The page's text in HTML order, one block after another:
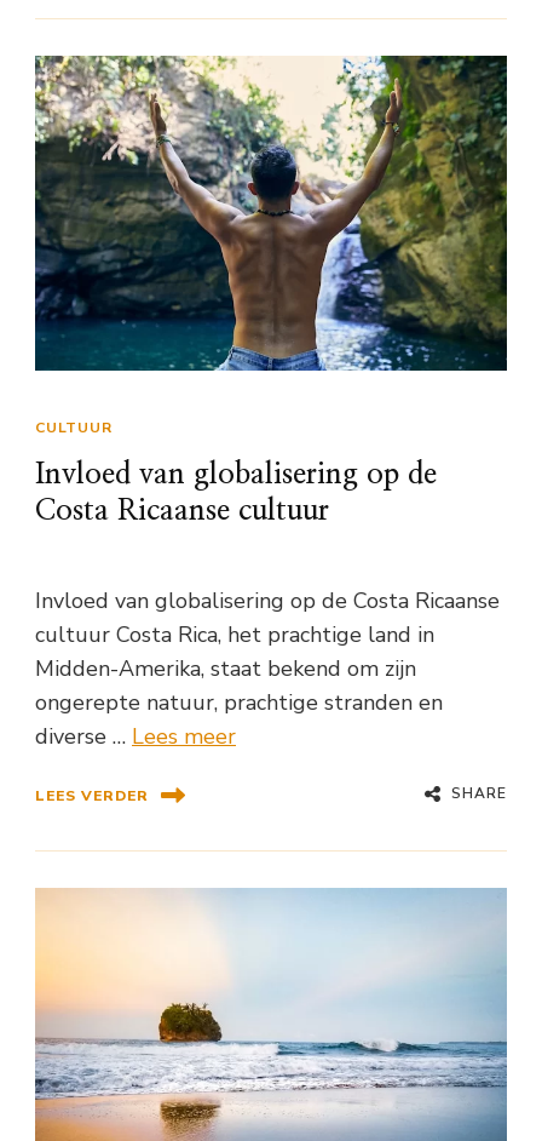
CULTUUR
Invloed van globalisering op de
Costa Ricaanse cultuur
Invloed van globalisering op de Costa Ricaanse
cultuur Costa Rica, het prachtige land in
Midden-Amerika, staat bekend om zijn
ongerepte natuur, prachtige stranden en
diverse … Lees meer
LEES VERDER SHARE